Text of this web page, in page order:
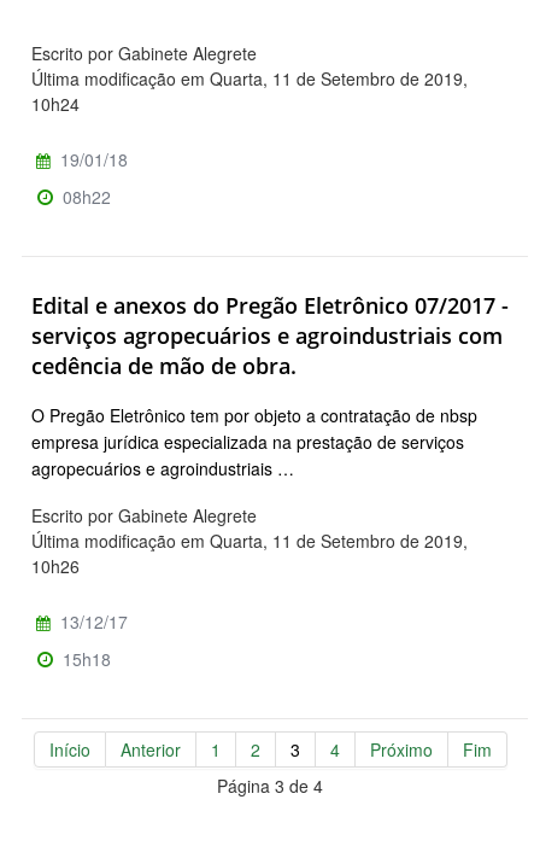
Escrito por Gabinete Alegrete
Última modificação em Quarta, 11 de Setembro de 2019,
10h24
19/01/18
08h22
Edital e anexos do Pregão Eletrônico 07/2017 -
serviços agropecuários e agroindustriais com
cedência de mão de obra.
O Pregão Eletrônico tem por objeto a contratação de nbsp
empresa jurídica especializada na prestação de serviços
agropecuários e agroindustriais …
Escrito por Gabinete Alegrete
Última modificação em Quarta, 11 de Setembro de 2019,
10h26
13/12/17
15h18
Início Anterior 1 2 3 4 Próximo
Fim
Página 3 de 4